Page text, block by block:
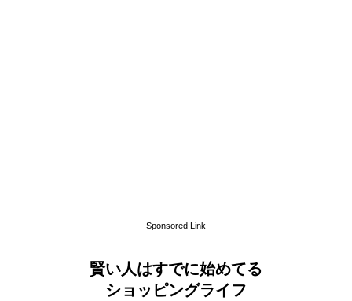
Sponsored Link
賢い人はすでに始めてる
ショッピングライフ